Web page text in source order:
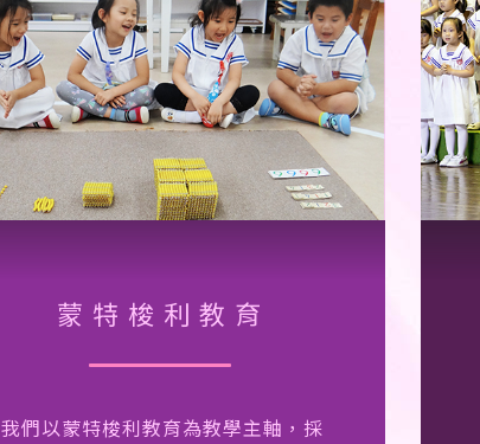
蒙特梭利教育
我們以蒙特梭利教育為教學主軸，採